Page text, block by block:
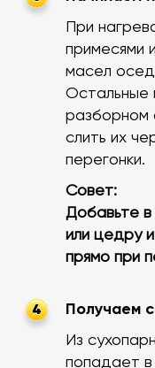
При
примесями
масел
Остальные
разборном
слить их
перегонки.
Совет:
Добавьте в
или цедру
прямо при
4
Получаем
Из
попадает в